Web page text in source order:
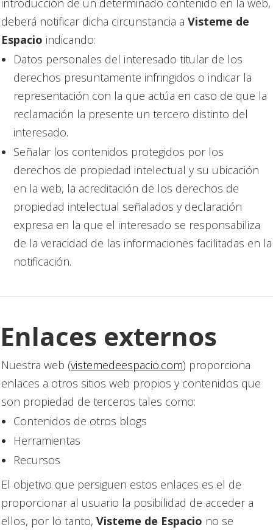
deberá notificar dicha circunstancia a Visteme de
Espacio indicando:
Datos personales del interesado titular de los
derechos presuntamente infringidos o indicar la
representación con la que actúa en caso de que la
reclamación la presente un tercero distinto del
interesado.
Señalar los contenidos protegidos por los
derechos de propiedad intelectual y su ubicación
en la web, la acreditación de los derechos de
propiedad intelectual señalados y declaración
expresa en la que el interesado se responsabiliza
de la veracidad de las informaciones facilitadas en la
notificación.
Enlaces externos
Nuestra web (vistemedeespacio.com) proporciona
enlaces a otros sitios web propios y contenidos que
son propiedad de terceros tales como:
Contenidos de otros blogs
Herramientas
Recursos
El objetivo que persiguen estos enlaces es el de
proporcionar al usuario la posibilidad de acceder a
ellos, por lo tanto, Visteme de Espacio no se